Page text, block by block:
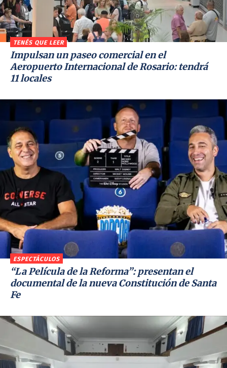
TENÉS QUE LEER
Impulsan un paseo comercial en el
Aeropuerto Internacional de Rosario: tendrá
11 locales
ESPECTÁCULOS
“La Película de la Reforma”: presentan el
documental de la nueva Constitución de Santa
Fe